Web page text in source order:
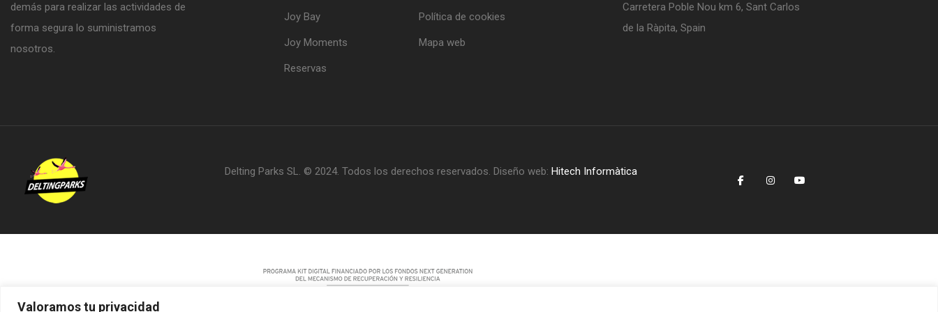
Valoramos tu privacidad
demás para realizar las actividades de
forma segura lo suministramos
nosotros.
Joy Bay
Joy Moments
Reservas
Política de cookies
Mapa web
Carretera Poble Nou km 6, Sant Carlos
de la Ràpita, Spain
Delting Parks SL. © 2024. Todos los derechos reservados. Diseño web: Hitech Informàtica